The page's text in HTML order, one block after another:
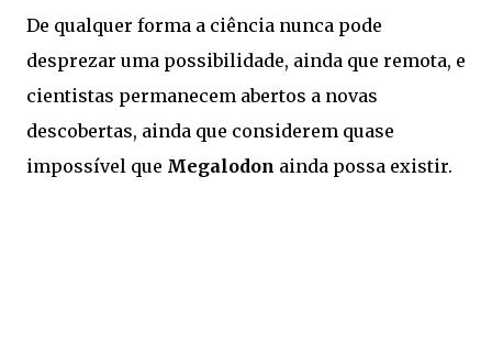
De qualquer forma a ciência nunca pode
desprezar uma possibilidade, ainda que remota, e
cientistas permanecem abertos a novas
descobertas, ainda que considerem quase
impossível que Megalodon ainda possa existir.